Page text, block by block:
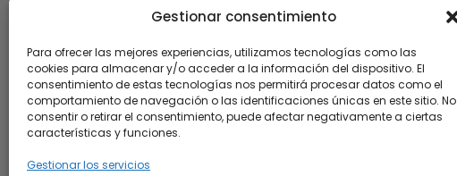
Gestionar consentimiento
Para ofrecer las mejores experiencias, utilizamos tecnologías como las
cookies para almacenar y/o acceder a la información del dispositivo. El
consentimiento de estas tecnologías nos permitirá procesar datos como el
comportamiento de navegación o las identificaciones únicas en este sitio. No
consentir o retirar el consentimiento, puede afectar negativamente a ciertas
características y funciones.
Gestionar los servicios